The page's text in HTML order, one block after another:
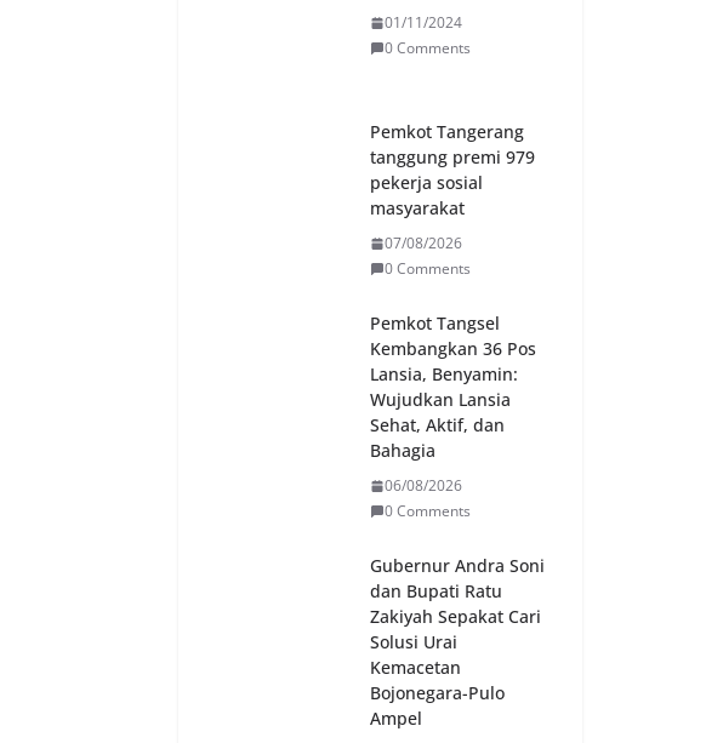
01/11/2024
0 Comments
Pemkot Tangerang
tanggung premi 979
pekerja sosial
masyarakat
07/08/2026
0 Comments
Pemkot Tangsel
Kembangkan 36 Pos
Lansia, Benyamin:
Wujudkan Lansia
Sehat, Aktif, dan
Bahagia
06/08/2026
0 Comments
Gubernur Andra Soni
dan Bupati Ratu
Zakiyah Sepakat Cari
Solusi Urai
Kemacetan
Bojonegara-Pulo
Ampel